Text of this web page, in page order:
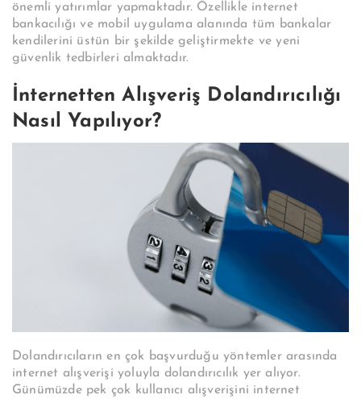
önemli yatırımlar yapmaktadır. Özellikle internet
bankacılığı ve mobil uygulama alanında tüm bankalar
kendilerini üstün bir şekilde geliştirmekte ve yeni
güvenlik tedbirleri almaktadır.
İnternetten Alışveriş Dolandırıcılığı
Nasıl Yapılıyor?
Dolandırıcıların en çok başvurduğu yöntemler arasında
internet alışverişi yoluyla dolandırıcılık yer alıyor.
Günümüzde pek çok kullanıcı alışverişini internet